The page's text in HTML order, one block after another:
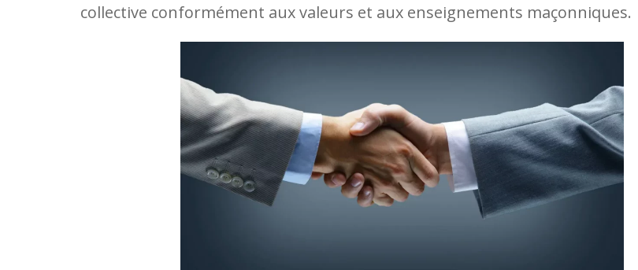
collective conformément aux valeurs et aux enseignements maçonniques.